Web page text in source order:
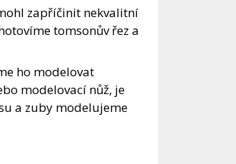
zapříčinit nekvalitní
tomsonův řez a
ho modelovat
modelovací nůž, je
a zuby modelujeme